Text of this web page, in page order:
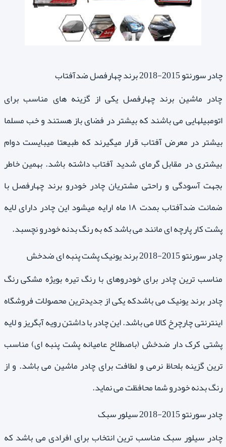
چادر سورنتو 2015-2018 برند چهارفصل ضدآفتاب
چادر ماشین برند چهارفصل یکی از گزینه های مناسب برای
اتومبیلهایی می باشند که بیشتر در فضای باز هستند و خب مسلما
بیشتر در معرض آفتاب قرار میگیرند که طبیعتا میبایست دوام
بیشتری در مقابل گرمای شدید آفتاب داشته باشد. بهمین خاطر
بجهت آسودگی و راحتی مشتریان چادر خودرو برند چهارفصل با
ضمانت ضدآفتاب بمدت ۱۸ ماه ارایه میشود این چادر دارای لایه
پشت کار پارچه ای مانند می باشد که به رنگ بدنه خودرو نچسبد.
چادر سورنتو 2015-2018 برند یونیک پشت پنبه ای ضدخش
مناسب ترین چادر برای خودروهای با رنگ تیره بویژه مشکی رنگ
چادر برند یونیک می باشدکه یکی از جدیدترین محصولات فروشگاه
اینترنتی چارچرخ کالا می باشد. این چادر با داشتن رویه آبگریز و لایه
پشتی کرک دار ضدخش (باصطلاح عامیانه پشت پنبه ای) مناسب
ترین گزینه بلحاظ نرمی و لطافت برای چادر ماشین می باشد. و از
رنگ بدنه خودرو شما محافظت می نماید.
چادر سورنتو 2015-2018 سیلور سبک
چادر سیلور سبک مناسب ترین انتخاب برای افرادی می باشد که